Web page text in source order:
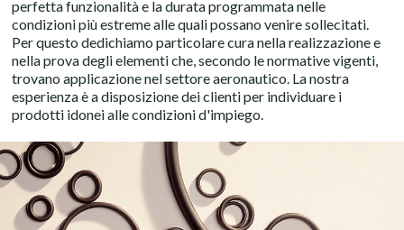
perfetta funzionalità e la durata programmata nelle
condizioni più estreme alle quali possano venire sollecitati.
Per questo dedichiamo particolare cura nella realizzazione e
nella prova degli elementi che, secondo le normative vigenti,
trovano applicazione nel settore aeronautico. La nostra
esperienza è a disposizione dei clienti per individuare i
prodotti idonei alle condizioni d'impiego.